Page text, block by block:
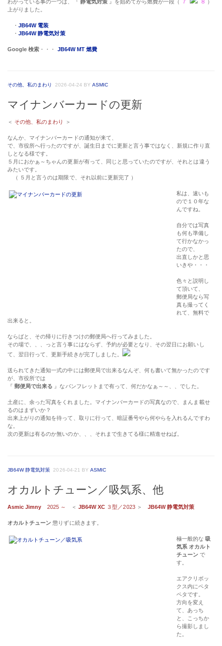
わかっている事の一つは、『 静電気対策』を始めてから燃費が一段（ ７ ８ ）
上がりました。
・JB64W 電装
・JB64W 静電気対策
Google 検索 ・・・ JB64W MT 燃費
その他、私のまわり 2026-04-24 BY ASMIC
マイナンバーカードの更新
＜ その他、私のまわり ＞
なんか、マイナンバーカードの通知が来て、
で、市役所へ行ったのですが、誕生日までに更新と言う事ではなく、新規に作り直
しとなる様です。
５月におかぁ～ちゃんの更新が有って、同じと思っていたのですが、それとは違う
みたいです。
（ ５月と言うのは期限で、それ以前に更新完了 ）
私は、速いも
ので１０年な
んですね。
自分では写真
も何も準備し
て行かなかっ
たので、
出直しかと思
いきや・・・
色々と説明し
て頂いて、
郵便局なら写
真も撮ってく
れて、無料で
出来ると。
ならばと、その帰りに行きつけの郵便局へ行ってみました。
その場で、、、っと言う事にはならず、予約が必要となり、その翌日にお願いし
て、翌日行って、更新手続きが完了しました。
送られてきた通知一式の中には郵便局で出来るなんぞ、何も書いて無かったのです
が、市役所では
『郵便局で出来る 』なパンフレットまで有って、何だかなぁ～～、、でした。
土産に、余った写真をくれました。マイナンバーカードの写真なので、まんま載せ
るのはまずいか？
出来上がりの通知を待って、取りに行って、暗証番号やら何やらを入れるんですわ
な。
次の更新は有るのか無いのか、、、それまで生きてる様に精進せねば。
JB64W 静電気対策 2026-04-21 BYASMIC
オカルトチューン／吸気系、他
Asmic Jimny 2025 ～ ＜ JB64W XC ３型／2023＞ JB64W 静電気対策
オカルトチューン 懲りずに続きます。
極一般的な吸
気系 オカルト
チューン で
す。
エアクリボッ
クス内にペタ
ペタです。
方向を変え
て、あっち
と、こっちか
ら撮影しまし
た。